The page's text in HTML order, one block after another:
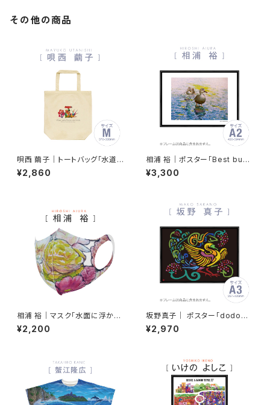
その他の商品
唄西 繭子｜トートバッグ「水道バ
ルブの花と鳥 -Water valve fl
owers and birds-」tb19090
¥2,860
相浦 裕｜ポスター「Best bud
dies」（A2サイズ） ps-17110
6-002
¥3,300
相浦 裕｜マスク「水面に浮かぶ
花」MS-171106_03
¥2,200
坂野真子｜ ポスター「dodo不
死鳥」（A3サイズ） ps-14072
2-001
¥2,970